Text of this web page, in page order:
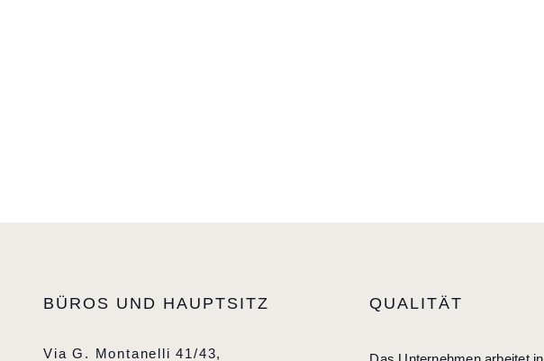
BÜROS UND HAUPTSITZ
Via G. Montanelli 41/43,
QUALITÄT